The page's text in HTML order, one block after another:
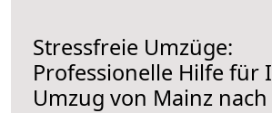
Stressfreie Umzüge:
Professionelle Hilfe für
Umzug von Mainz